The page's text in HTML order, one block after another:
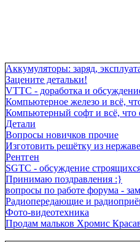
Аккумуляторы: заряд,
Зацените детальки!
VTTC - доработка и
Компьютерное железо и всё,
Компьютерный софт и всё, что
Детали
Вопросы новичков прочие
Изготовить решётку из
Рентген
SGTC - обсуждение
Принимаю поздравления :}
вопросы по работе форума -
Радиопередающие и
Фото-видеотехника
Продам мальков Хромис